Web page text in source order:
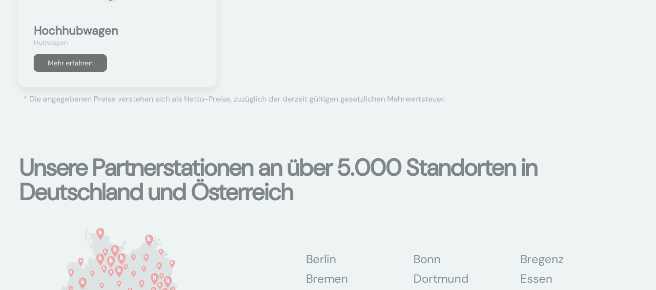
Hochhubwagen
Hubwagen
Mehr erfahren
* Die angegebenen Preise verstehen sich als Netto-Preise, zuzüglich der derzeit gültigen gesetzlichen Mehrwertsteuer.
Unsere Partnerstationen an über 5.000 Standorten in
Deutschland und Österreich
Berlin Bonn
Bregenz
Bremen
Dortmund
Essen